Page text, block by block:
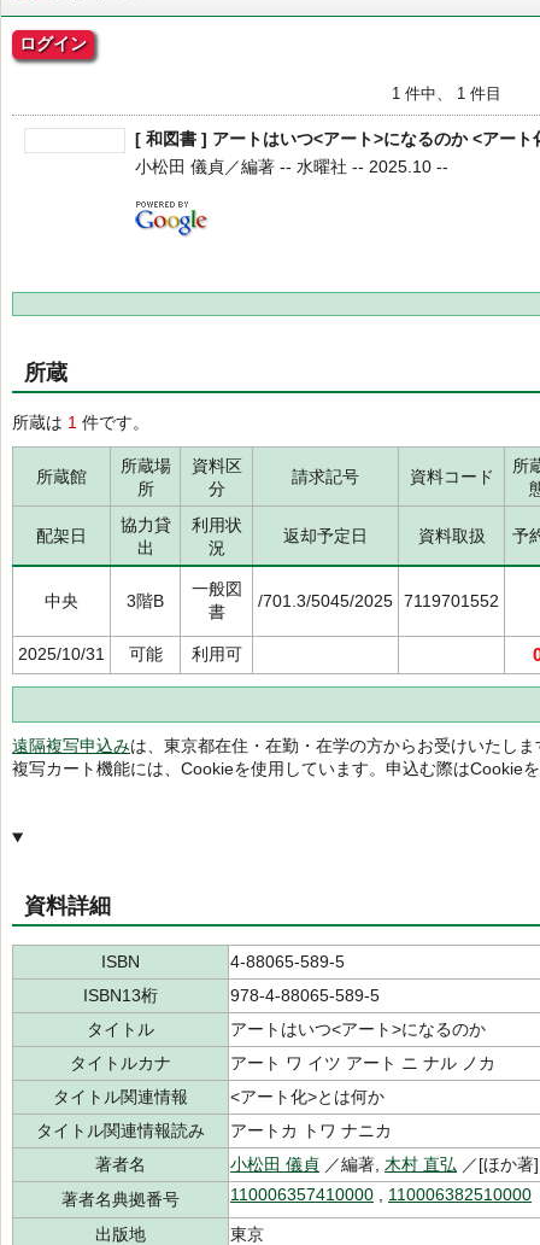
ログイン
1 件中、 1 件目
[ 和図書 ] アートはいつ<アート>になるのか <アー
小松田 儀貞／編著 -- 水曜社 -- 2025.10 --
所蔵
所蔵は 1 件です。
所蔵館
所蔵場
所
資料区
分
請求記号 資料コード
所
配架日
協力貸
出
利用状
況
返却予定日 資料取扱 予
中央 3階B
一般図
書
/701.3/5045/2025 7119701552
2025/10/31 可能 利用可
遠隔複写申込みは、東京都在住・在勤・在学の方からお受けいたしま
複写カート機能には、Cookieを使用しています。申込む際はCookie
資料詳細
ISBN
4-88065-589-5
ISBN13桁
978-4-88065-589-5
タイトル
アートはいつ<アート>になるのか
タイトルカナ
アート ワ イツ アート ニ ナル ノカ
タイトル関連情報
<アート化>とは何か
タイトル関連情報読み
アートカ トワ ナニカ
著者名
小松田 儀貞 ／編著, 木村 直弘 ／[ほか著]
著者名典拠番号
110006357410000 110006382510000
出版地
東京